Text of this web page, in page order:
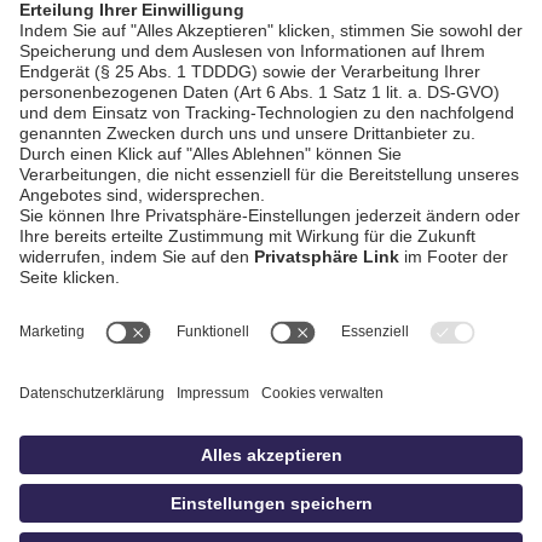
AGB / Gewinnspiele
Datenschutz
Impressum
idowa.de
Privatsphäre